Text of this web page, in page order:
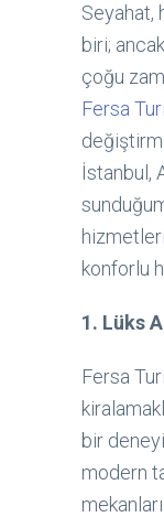
Seyahat,
biri;
çoğu
Fersa
İstanbul,
konforlu
1. Lüks
Fersa
bir
modern